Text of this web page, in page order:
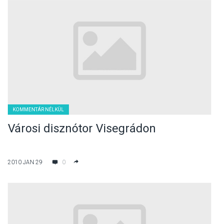
KOMMENTÁR NÉLKÜL
Városi disznótor Visegrádon
2010 JAN 29 0